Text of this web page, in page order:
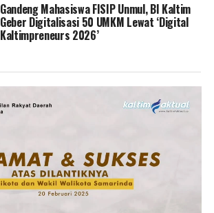
Gandeng Mahasiswa FISIP Unmul, BI Kaltim
Geber Digitalisasi 50 UMKM Lewat ‘Digital
Kaltimpreneurs 2026’